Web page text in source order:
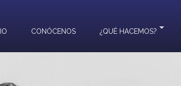
CONÓCENOS ¿QUÉ HACEMOS?